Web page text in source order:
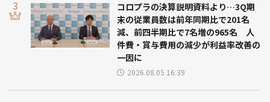
コロプラの決算説明資料より…3Q期
末の従業員数は前年同期比で201名
減、前四半期比で7名増の965名 人
件費・賞与費用の減少が利益率改善の
一因に
2026.08.05 16:39